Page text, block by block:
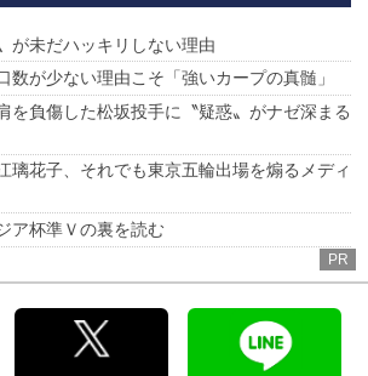
が未だハッキリしない理由
数が少ない理由こそ「強いカープの真髄」
を負傷した松坂投手に〝疑惑〟がナゼ深まる
璃花子、それでも東京五輪出場を煽るメディ
ア杯準Ｖの裏を読む
PR